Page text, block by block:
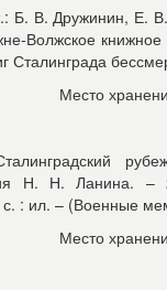
Б. В. Дружинин, Е.
Волжское книжное
Сталинграда
Место
Н. Н. Ланина.
с. : ил. – (Военные
Место